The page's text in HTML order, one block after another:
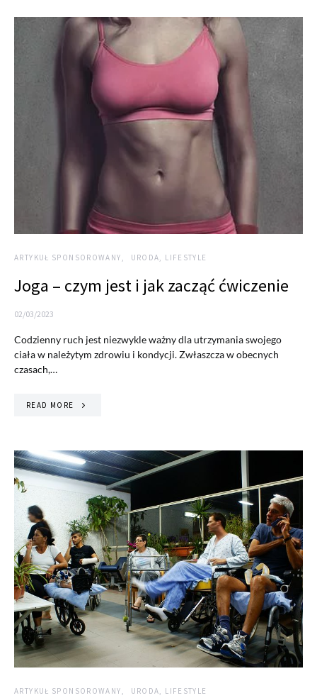
ARTYKUŁ SPONSOROWANY URODA, LIFESTYLE
Joga – czym jest i jak zacząć ćwiczenie
02/03/2023
Codzienny ruch jest niezwykle ważny dla utrzymania swojego
ciała w należytym zdrowiu i kondycji. Zwłaszcza w obecnych
czasach,…
READ MORE
ARTYKUŁ SPONSOROWANY URODA, LIFESTYLE